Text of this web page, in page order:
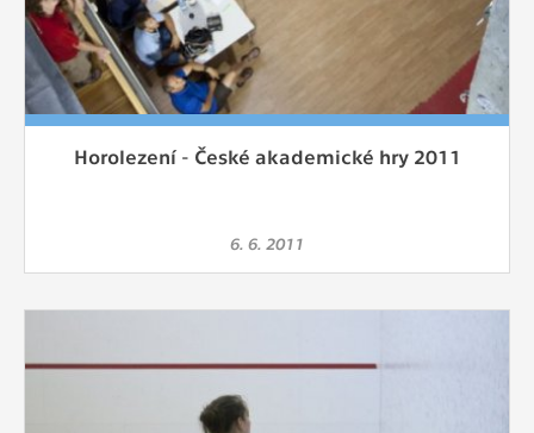
Horolezení - České akademické hry 2011
6. 6. 2011